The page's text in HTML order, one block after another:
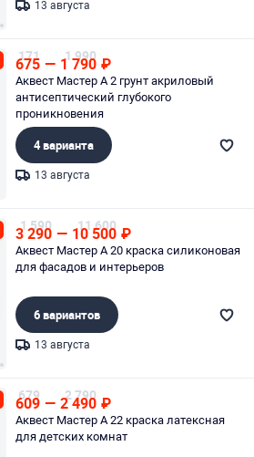
13 августа
171
675 — 1 990
1 790 ₽
Аквест Мастер А 2 грунт акриловый
антисептический глубокого
проникновения
4 варианта
13 августа
1 590
3 290 — 11 600
10 500 ₽
Аквест Мастер А 20 краска силиконовая
для фасадов и интерьеров
6 вариантов
13 августа
679
609 — 2 790
2 490 ₽
Аквест Мастер А 22 краска латексная
для детских комнат